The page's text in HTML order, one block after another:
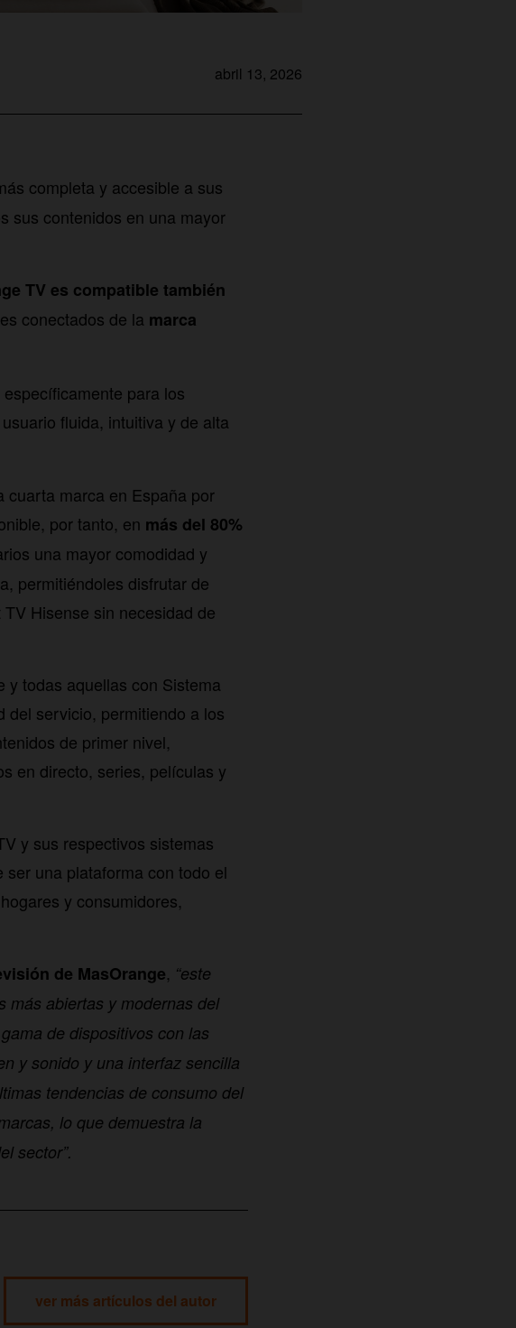
abril 13, 2026
completa y accesible a sus
sus contenidos en una mayor
TV es compatible también
conectados de la marca
para los
fluida, intuitiva y de alta
cuarta marca en España por
por tanto, en más del 80%
una mayor comodidad y
permitiéndoles disfrutar de
Hisense sin necesidad de
y todas aquellas con Sistema
del servicio, permitiendo a los
de primer nivel,
en directo, series, películas y
y sus respectivos sistemas
una plataforma con todo el
y consumidores,
de MasOrange, “este
más abiertas y modernas del
de dispositivos con las
y sonido y una interfaz sencilla
tendencias de consumo del
lo que demuestra la
sector”.
ver más artículos del autor